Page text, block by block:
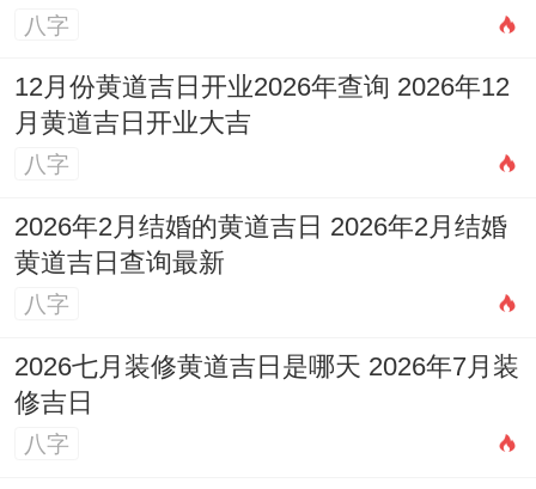
八字
12月份黄道吉日开业2026年查询 2026年12
月黄道吉日开业大吉
八字
2026年2月结婚的黄道吉日 2026年2月结婚
黄道吉日查询最新
八字
2026七月装修黄道吉日是哪天 2026年7月装
修吉日
八字